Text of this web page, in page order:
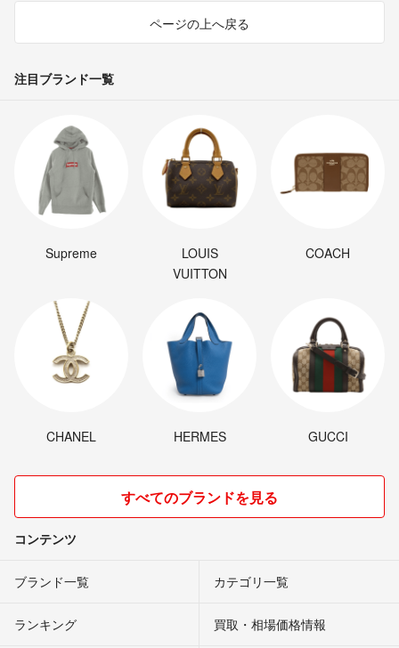
ページの上へ戻る
注目ブランド一覧
Supreme
LOUIS
VUITTON
COACH
CHANEL HERMES GUCCI
すべてのブランドを見る
コンテンツ
ブランド一覧 カテゴリ一覧
ランキング 買取・相場価格情報